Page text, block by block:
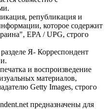
републикация и
которое содержит
EPA / UPG, строго
Я- Корреспондент
и воспроизведение
материалов,
Getty Images, строго
предназначены для